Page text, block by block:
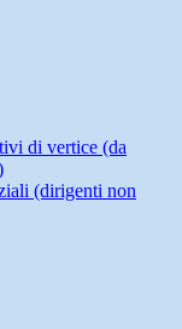
di vertice (da
(dirigenti non